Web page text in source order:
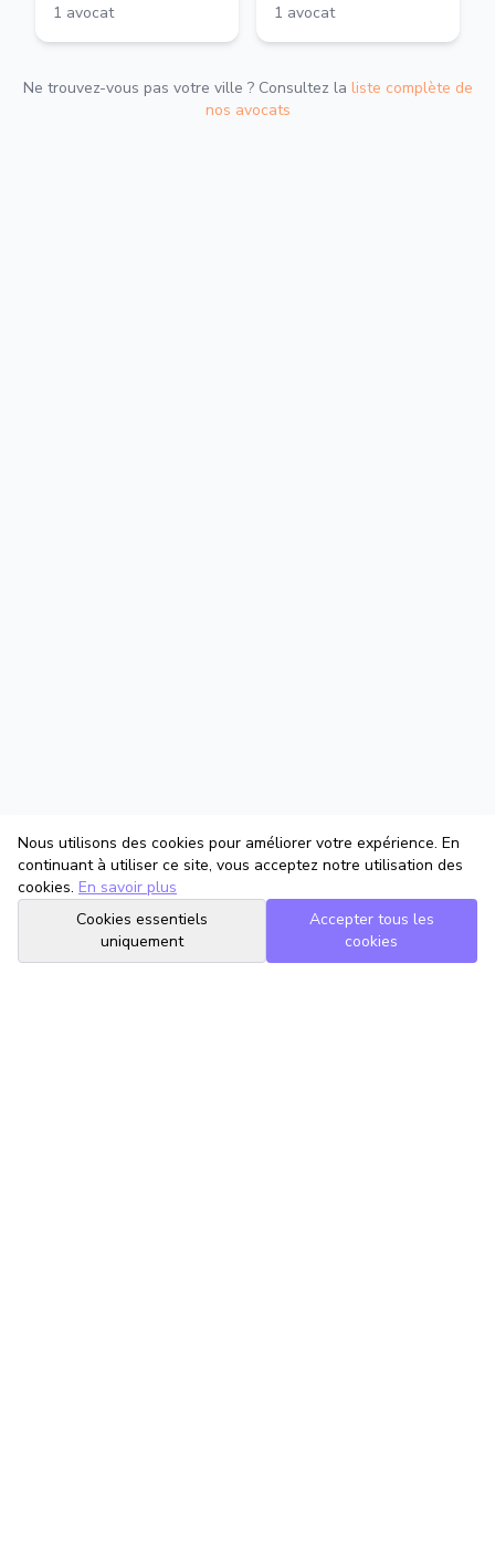
1 avocat 1 avocat
Ne trouvez-vous pas votre ville ? Consultez la liste complète de
nos avocats
Nous utilisons des cookies pour améliorer votre expérience. En
continuant à utiliser ce site, vous acceptez notre utilisation des
cookies. En savoir plus
Cookies essentiels
uniquement
Accepter tous les
cookies